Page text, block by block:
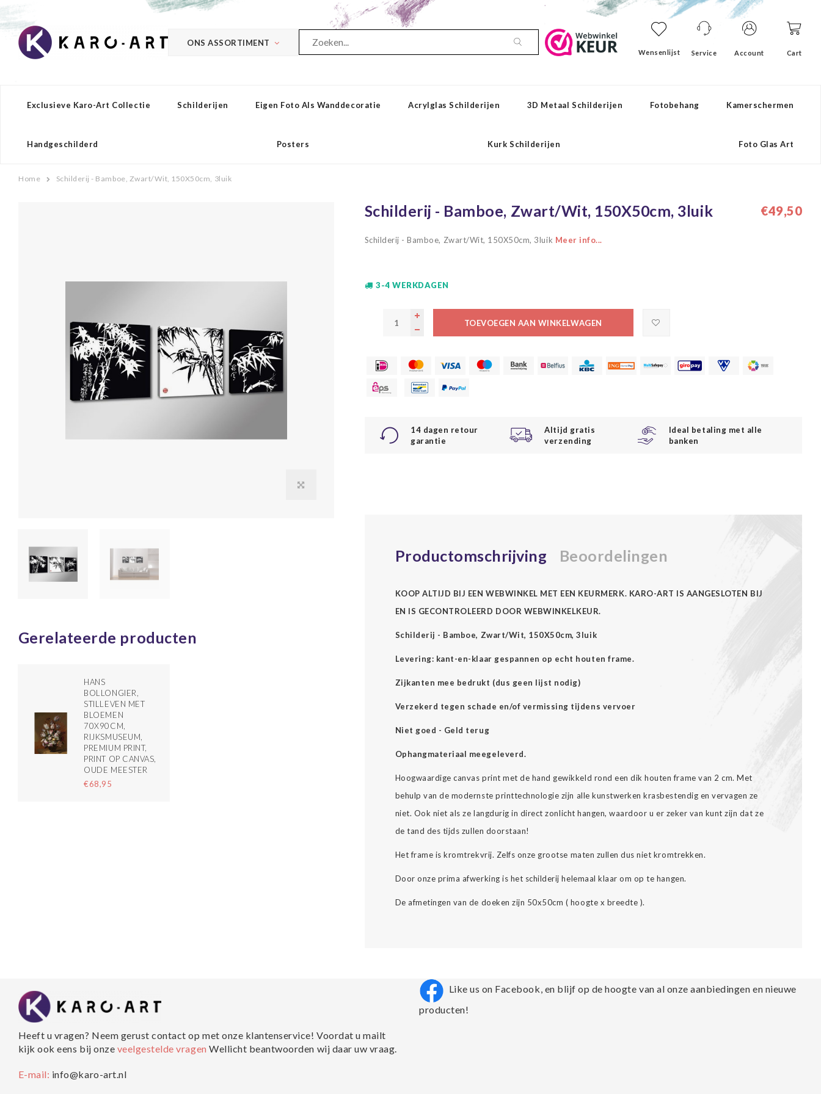
ONS ASSORTIMENT
Wensenlijst Service Account Cart
Exclusieve Karo-Art Collectie Schilderijen Eigen Foto Als Wanddecoratie Acrylglas Schilderijen 3D Metaal Schilderijen Fotobehang Kamerschermen
Handgeschilderd Posters Kurk Schilderijen Foto Glas Art
Home Schilderij - Bamboe, Zwart/Wit, 150X50cm, 3luik
Gerelateerde producten
HANS
BOLLONGIER,
STILLEVEN MET
BLOEMEN
70X90CM,
RIJKSMUSEUM,
PREMIUM PRINT,
PRINT OP CANVAS,
OUDE MEESTER
€68,95
Schilderij - Bamboe, Zwart/Wit, 150X50cm, 3luik €49,50
Schilderij - Bamboe, Zwart/Wit, 150X50cm, 3luik Meer info...
3-4 WERKDAGEN
TOEVOEGEN AAN WINKELWAGEN
14 dagen retour
garantie
Altijd gratis
verzending
Ideal betaling met alle
banken
Productomschrijving Beoordelingen
KOOP ALTIJD BIJ EEN WEBWINKEL MET EEN KEURMERK. KARO-ART IS AANGESLOTEN BIJ
EN IS GECONTROLEERD DOOR WEBWINKELKEUR.
Schilderij - Bamboe, Zwart/Wit, 150X50cm, 3luik
Levering: kant-en-klaar gespannen op echt houten frame.
Zijkanten mee bedrukt (dus geen lijst nodig)
Verzekerd tegen schade en/of vermissing tijdens vervoer
Niet goed - Geld terug
Ophangmateriaal meegeleverd.
Hoogwaardige canvas print met de hand gewikkeld rond een dik houten frame van 2 cm. Met
behulp van de modernste printtechnologie zijn alle kunstwerken krasbestendig en vervagen ze
niet. Ook niet als ze langdurig in direct zonlicht hangen, waardoor u er zeker van kunt zijn dat ze
de tand des tijds zullen doorstaan!
Het frame is kromtrekvrij. Zelfs onze grootse maten zullen dus niet kromtrekken.
Door onze prima afwerking is het schilderij helemaal klaar om op te hangen.
De afmetingen van de doeken zijn 50x50cm ( hoogte x breedte ).
Heeft u vragen? Neem gerust contact op met onze klantenservice! Voordat u mailt
kijk ook eens bij onze veelgestelde vragenWellicht beantwoorden wij daar uw vraag.
E-mail: info@karo-art.nl
Like us on Facebook, en blijf op de hoogte van al onze aanbiedingen en nieuwe
producten!